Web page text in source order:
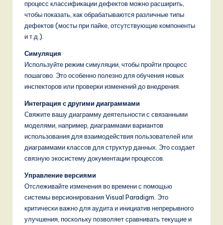
процесс классификации дефектов можно расширить,
чтобы показать, как обрабатываются различные типы
дефектов (мосты при пайке, отсутствующие компоненты
и т.д.).
Симуляция
Используйте режим симуляции, чтобы пройти процесс
пошагово. Это особенно полезно для обучения новых
инспекторов или проверки изменений до внедрения.
Интеграция с другими диаграммами
Свяжите вашу диаграмму деятельности с связанными
моделями, например, диаграммами вариантов
использования для взаимодействия пользователей или
диаграммами классов для структур данных. Это создает
связную экосистему документации процессов.
Управление версиями
Отслеживайте изменения во времени с помощью
системы версионирования Visual Paradigm. Это
критически важно для аудита и инициатив непрерывного
улучшения, поскольку позволяет сравнивать текущие и